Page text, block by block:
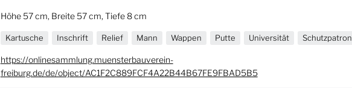
Höhe 57 cm, Breite 57 cm, Tiefe 8 cm
Kartusche Inschrift Relief Mann Wappen Putte Universität Schutzpatron
https://onlinesammlung.muensterbauverein-
freiburg.de/de/object/AC1F2C889FCF4A22B44B67FE9FBAD5B5